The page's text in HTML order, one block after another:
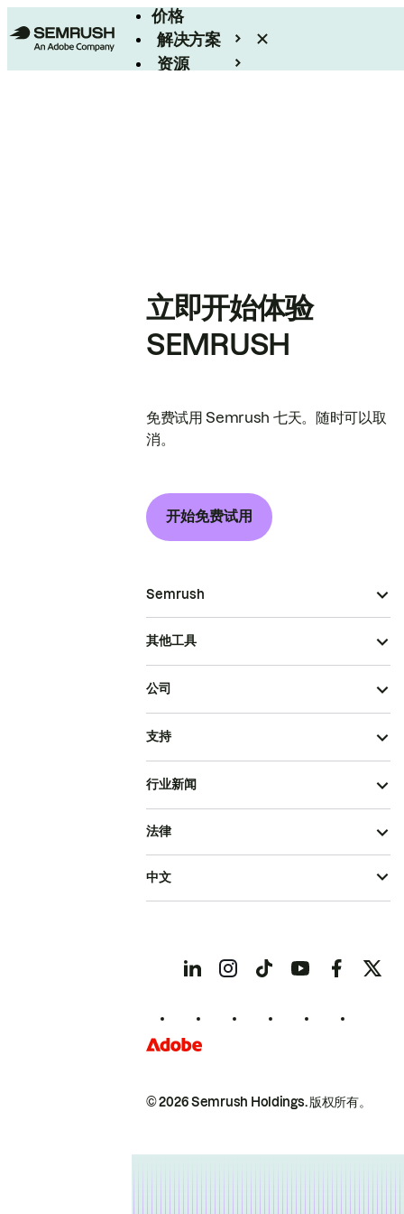
价格
解决方案
资源
立即开始体验
SEMRUSH
免费试用 Semrush 七天。随时可以取
消。
开始免费试用
Semrush
其他工具
公司
支持
行业新闻
© 2026 Semrush Holdings.版权所有。
法律
中文